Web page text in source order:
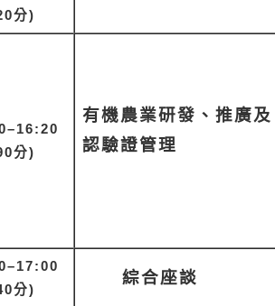
分)
分)
有機農業研發 、 推廣及
認驗證管理
分)
綜合座談